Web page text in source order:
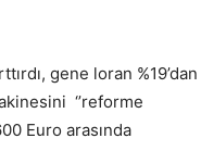
gene loran %19’dan
‘’reforme
Euro arasında